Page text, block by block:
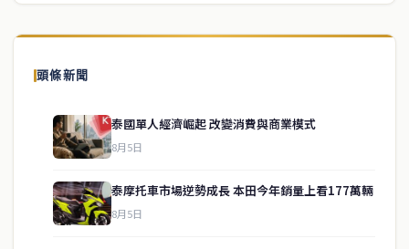
頭條新聞
泰國單人經濟崛起 改變消費與商業模式
8月5日
泰摩托車市場逆勢成長 本田今年銷量上看177萬輛
8月5日